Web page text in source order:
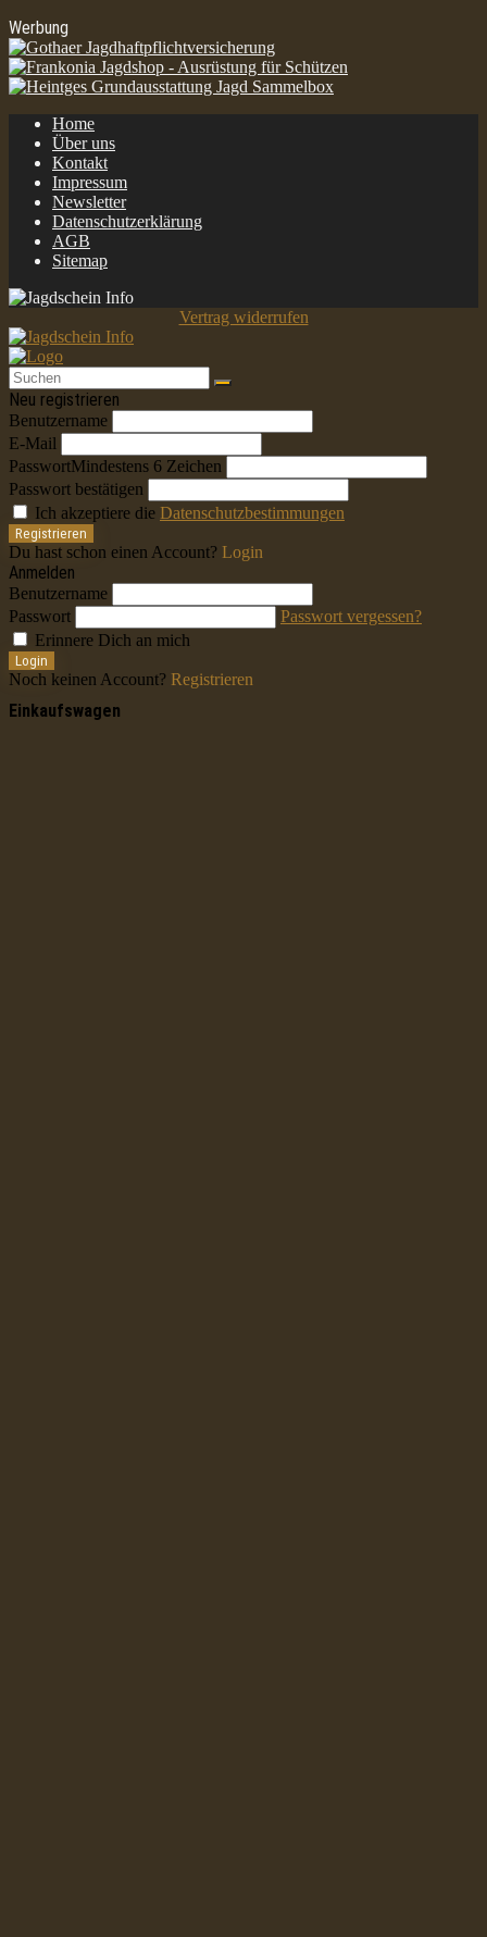
Werbung
Home
Über uns
Kontakt
Impressum
Newsletter
Datenschutzerklärung
AGB
Sitemap
Vertrag widerrufen
Neu registrieren
Benutzername
E-Mail
PasswortMindestens 6 Zeichen
Passwort bestätigen
Ich akzeptiere die Datenschutzbestimmungen
Registrieren
Du hast schon einen Account? Login
Anmelden
Benutzername
Passwort
Passwort vergessen?
Erinnere Dich an mich
Login
Noch keinen Account? Registrieren
Einkaufswagen